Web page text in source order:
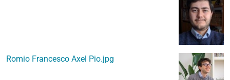
Romio Francesco Axel Pio.jpg